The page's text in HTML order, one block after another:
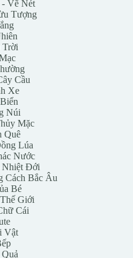
Vẽ Nét
Tượng
Trời
Cầu
Xe
Núi
Mặc
Quê
Lúa
Nước
Nhiệt Đới
Cách Bắc Âu
Bé
Giới
Cái
Vật